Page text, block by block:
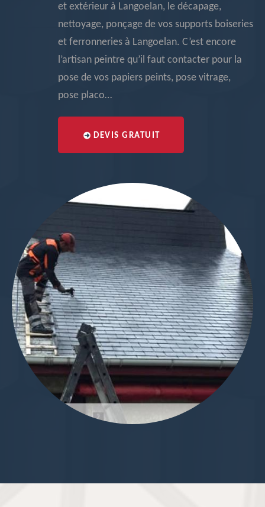
et extérieur à Langoelan, le décapage,
nettoyage, ponçage de vos supports boiseries
et ferronneries à Langoelan. C’est encore
l’artisan peintre qu’il faut contacter pour la
pose de vos papiers peints, pose vitrage,
pose placo…
DEVIS GRATUIT